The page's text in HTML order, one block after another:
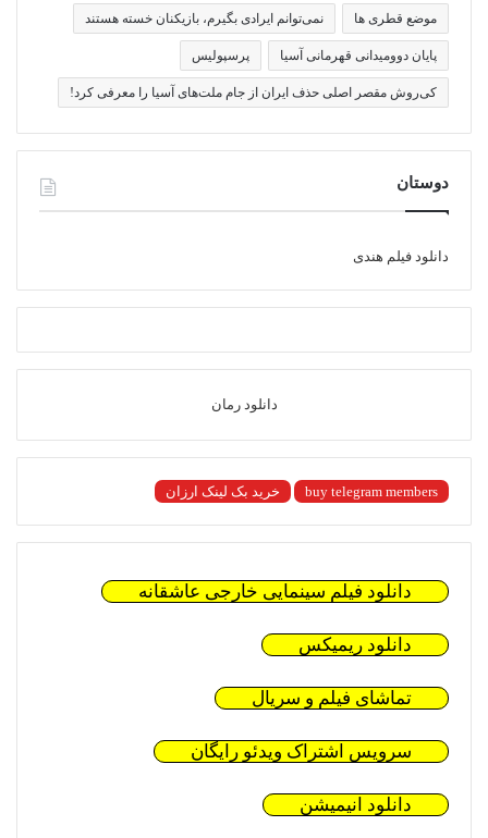
موضع قطری ها نمی‌توانم ایرادی بگیرم، بازیکنان خسته هستند
پایان دوومیدانی قهرمانی آسیا پرسپولیس
کی‌روش مقصر اصلی حذف ایران از جام ملت‌های آسیا را معرفی کرد!
دوستان
دانلود فیلم هندی
دانلود رمان
buy telegram members خرید بک لینک ارزان
دانلود فیلم سینمایی خارجی عاشقانه
دانلود ریمیکس
تماشای فیلم و سریال
سرویس اشتراک ویدئو رایگان
دانلود انیمیشن